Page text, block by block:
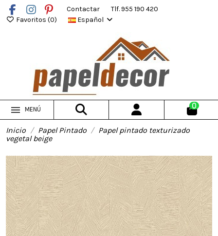
Contactar
Tlf. 955 190 420
Favoritos (0) Español
MENÚ 0
Inicio Papel Pintado
Papel pintado texturizado
vegetal beige